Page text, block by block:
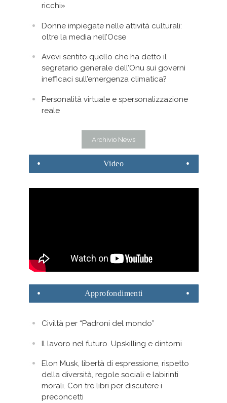
ricchi»
Donne impiegate nelle attività culturali:
oltre la media nell’Ocse
Avevi sentito quello che ha detto il
segretario generale dell’Onu sui governi
inefficaci sull’emergenza climatica?
Personalità virtuale e spersonalizzazione
reale
Archivio News
Video
Approfondimenti
Civiltà per “Padroni del mondo”
Il lavoro nel futuro. Upskilling e dintorni
Elon Musk, libertà di espressione, rispetto
della diversità, regole sociali e labirinti
morali. Con tre libri per discutere i
preconcetti